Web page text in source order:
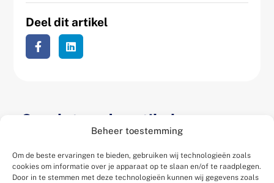
Beheer toestemming
Om de beste ervaringen te bieden, gebruiken wij technologieën zoals
cookies om informatie over je apparaat op te slaan en/of te raadplegen.
Door in te stemmen met deze technologieën kunnen wij gegevens zoals
Deel dit artikel
Gerelateerde artikelen